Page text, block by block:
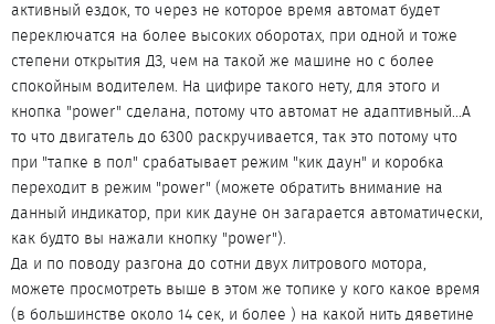
активный ездок, то через не которое время автомат будет
переключатся на более высоких оборотах, при одной и тоже
степени открытия ДЗ, чем на такой же машине но с более
спокойным водителем. На цифире такого нету, для этого и
кнопка "power" сделана, потому что автомат не адаптивный...А
то что двигатель до 6300 раскручивается, так это потому что
при "тапке в пол" срабатывает режим "кик даун" и коробка
переходит в режим "power" (можете обратить внимание на
данный индикатор, при кик дауне он загарается автоматически,
как будто вы нажали кнопку "power").
Да и по поводу разгона до сотни двух литрового мотора,
можете просмотреть выше в этом же топике у кого какое время
(в большинстве около 14 сек, и более ) на какой нить дяветине